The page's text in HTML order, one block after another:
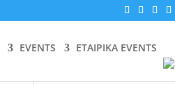
EVENTS ΕΤΑΙΡΙΚΑ EVENTS